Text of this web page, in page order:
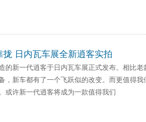
拢 日内瓦车展全新逍客实拍
的新一代逍客于日内瓦车展正式发布。相比
，新车都有了一个飞跃似的改变。而更值得
或许新一代逍客将成为一款值得我们